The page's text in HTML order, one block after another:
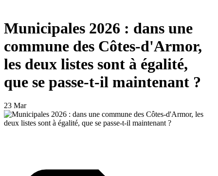
Municipales 2026 : dans une
commune des Côtes-d'Armor,
les deux listes sont à égalité,
que se passe-t-il maintenant ?
23 Mar